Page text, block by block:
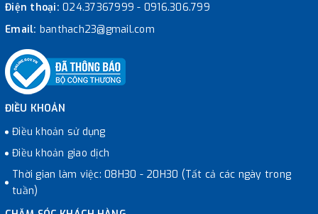
Điện thoại: 024.37367999 - 0916.306.799
Email: banthach23@gmail.com
ĐIỀU KHOẢN
Điều khoản sử dụng
Điều khoản giao dịch
Thời gian làm việc: 08H30 - 20H30 (Tất cả các ngày trong
tuần)